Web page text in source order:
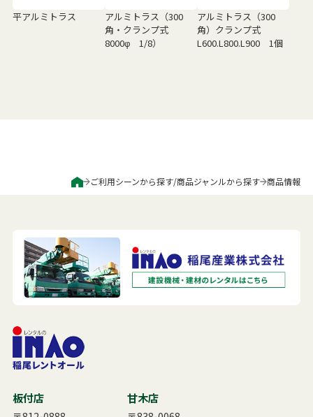
平アルミトラス
アルミトラス（300
角・クランプ式
8000φ 1/8）
アルミトラス（300
角）クランプ式
L600.L800.L900 1個
ご利用シーンから探す/商品ジャンルから探す 商品情報
板付店 甘木店